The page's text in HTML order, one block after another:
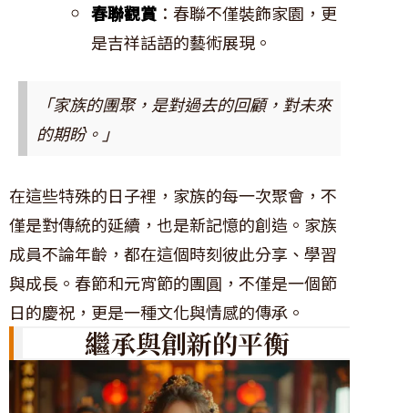
春聯觀賞 ：春聯不僅裝飾家園，更
是吉祥話語的藝術展現。
「家族的團聚，是對過去的回顧，對未來
的期盼。」
在這些特殊的日子裡，家族的每一次聚會，不
僅是對傳統的延續，也是新記憶的創造。家族
成員不論年齡，都在這個時刻彼此分享、學習
與成長。春節和元宵節的團圓，不僅是一個節
日的慶祝，更是一種文化與情感的傳承。
繼承與創新的平衡